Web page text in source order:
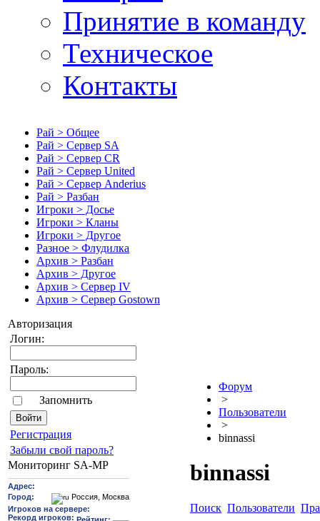
Принятие в команду
Техническое
Контакты
Рай > Общее
Рай > Сервер SA
Рай > Сервер CR
Рай > Сервер United
Рай > Сервер Anderius
Рай > Разбан
Игроки > Досье
Игроки > Кланы
Игроки > Другое
Разное > Флудилка
Архив > Разбан
Архив > Другое
Архив > Сервер IV
Архив > Сервер Gostown
Авторизация
Логин:
Пароль:
Запомнить
Pегиcтрaция
Забыли свой пароль?
Мониторинг SA-MP
Форум
>
Пользователи
>
binnassi
binnassi
Поиск Пользователи